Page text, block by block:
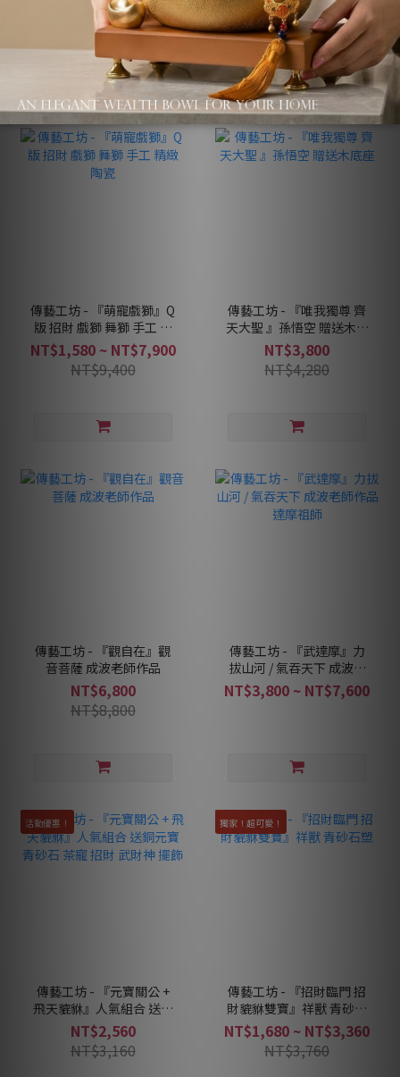
NT$880
NT$580 ~ NT$1,160
NT$1,360
傳藝工坊 - 『萌寵戲獅』Q
版 招財 戲獅 舞獅 手工 精
緻 陶瓷
NT$1,580 ~ NT$7,900
NT$9,400
傳藝工坊 - 『唯我獨尊 齊
天大聖 』孫悟空 贈送木底
座
NT$3,800
NT$4,280
傳藝工坊 - 『觀自在』觀
音菩薩 成波老師作品
NT$6,800
NT$8,800
傳藝工坊 - 『武達摩』力
拔山河 / 氣吞天下 成波老
師作品 達摩祖師
NT$3,800 ~ NT$7,600
活動優惠！
傳藝工坊 - 『元寶關公 +
飛天貔貅』人氣組合 送銅
元寶 青砂石 茶寵 招財 武
財神 擺飾
NT$2,560
NT$3,160
獨家！超可愛！
傳藝工坊 - 『招財臨門 招
財貔貅雙寶』祥獸 青砂石
NT$1,680 ~ NT$3,360
NT$3,760